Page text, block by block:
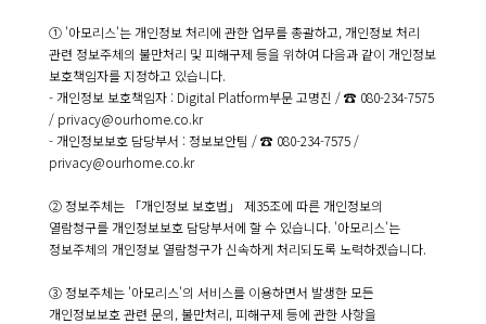
① '아모리스'는 개인정보 처리에 관한 업무를 총괄하고, 개인정보 처리
관련 정보주체의 불만처리 및 피해구제 등을 위하여 다음과 같이 개인정보
보호책임자를 지정하고 있습니다.
- 개인정보 보호책임자 : Digital Platform부문 고명진 /☎ 080-234-7575
/ privacy@ourhome.co.kr
- 개인정보보호 담당부서 : 정보보안팀 /☎ 080-234-7575/
privacy@ourhome.co.kr
② 정보주체는 「개인정보 보호법」 제35조에 따른 개인정보의
열람청구를 개인정보보호 담당부서에 할 수 있습니다. '아모리스'는
정보주체의 개인정보 열람청구가 신속하게 처리되도록 노력하겠습니다.
③ 정보주체는 '아모리스'의 서비스를 이용하면서 발생한 모든
개인정보보호 관련 문의, 불만처리, 피해구제 등에 관한 사항을